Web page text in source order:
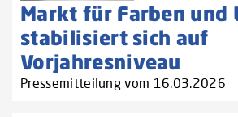
Markt für Farben und
stabilisiert sich auf
Vorjahresniveau
Pressemitteilung vom 16.03.2026